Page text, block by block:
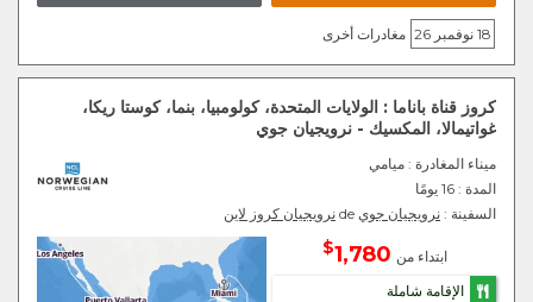
18 نوفمبر 26 مغادرات أخرى
كروز قناة باناما : الولايات المتحدة، كولومبيا، بنما، كوستا ريكا،
غواتيمالا، المكسيك - نرويجيان جوي
ميناء المغادرة : ميامي
المدة : 16 يومًا
السفينة : نرويجيان جوي نرويجيان كروز لاين
ابتداء من 1,780
$
الإقامة شاملة